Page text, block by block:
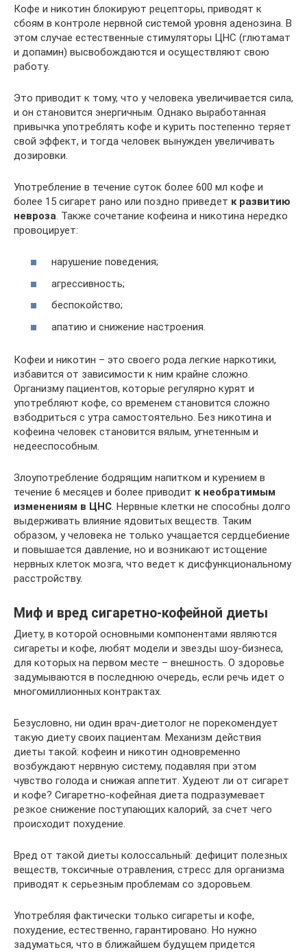
Кофе и никотин блокируют рецепторы, приводят к
сбоям в контроле нервной системой уровня аденозина. В
этом случае естественные стимуляторы ЦНС (глютамат
и допамин) высвобождаются и осуществляют свою
работу.
Это приводит к тому, что у человека увеличивается сила,
и он становится энергичным. Однако выработанная
привычка употреблять кофе и курить постепенно теряет
свой эффект, и тогда человек вынужден увеличивать
дозировки.
Употребление в течение суток более 600 мл кофе и
более 15 сигарет рано или поздно приведет к развитию
невроза . Также сочетание кофеина и никотина нередко
провоцирует:
нарушение поведения;
агрессивность;
беспокойство;
апатию и снижение настроения.
Кофеи и никотин – это своего рода легкие наркотики,
избавится от зависимости к ним крайне сложно.
Организму пациентов, которые регулярно курят и
употребляют кофе, со временем становится сложно
взбодриться с утра самостоятельно. Без никотина и
кофеина человек становится вялым, угнетенным и
недееспособным.
Злоупотребление бодрящим напитком и курением в
течение 6 месяцев и более приводит к необратимым
изменениям в ЦНС . Нервные клетки не способны долго
выдерживать влияние ядовитых веществ. Таким
образом, у человека не только учащается сердцебиение
и повышается давление, но и возникают истощение
нервных клеток мозга, что ведет к дисфункциональному
расстройству.
Миф и вред сигаретно-кофейной диеты
Диету, в которой основными компонентами являются
сигареты и кофе, любят модели и звезды шоу-бизнеса,
для которых на первом месте – внешность. О здоровье
задумываются в последнюю очередь, если речь идет о
многомиллионных контрактах.
Безусловно, ни один врач-диетолог не порекомендует
такую диету своих пациентам. Механизм действия
диеты такой: кофеин и никотин одновременно
возбуждают нервную систему, подавляя при этом
чувство голода и снижая аппетит. Худеют ли от сигарет
и кофе? Сигаретно-кофейная диета подразумевает
резкое снижение поступающих калорий, за счет чего
происходит похудение.
Вред от такой диеты колоссальный: дефицит полезных
веществ, токсичные отравления, стресс для организма
приводят к серьезным проблемам со здоровьем.
Употребляя фактически только сигареты и кофе,
похудение, естественно, гарантировано. Но нужно
задуматься, что в ближайшем будущем придется